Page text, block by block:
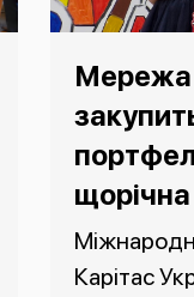
Мережа
щорічна
Карітас